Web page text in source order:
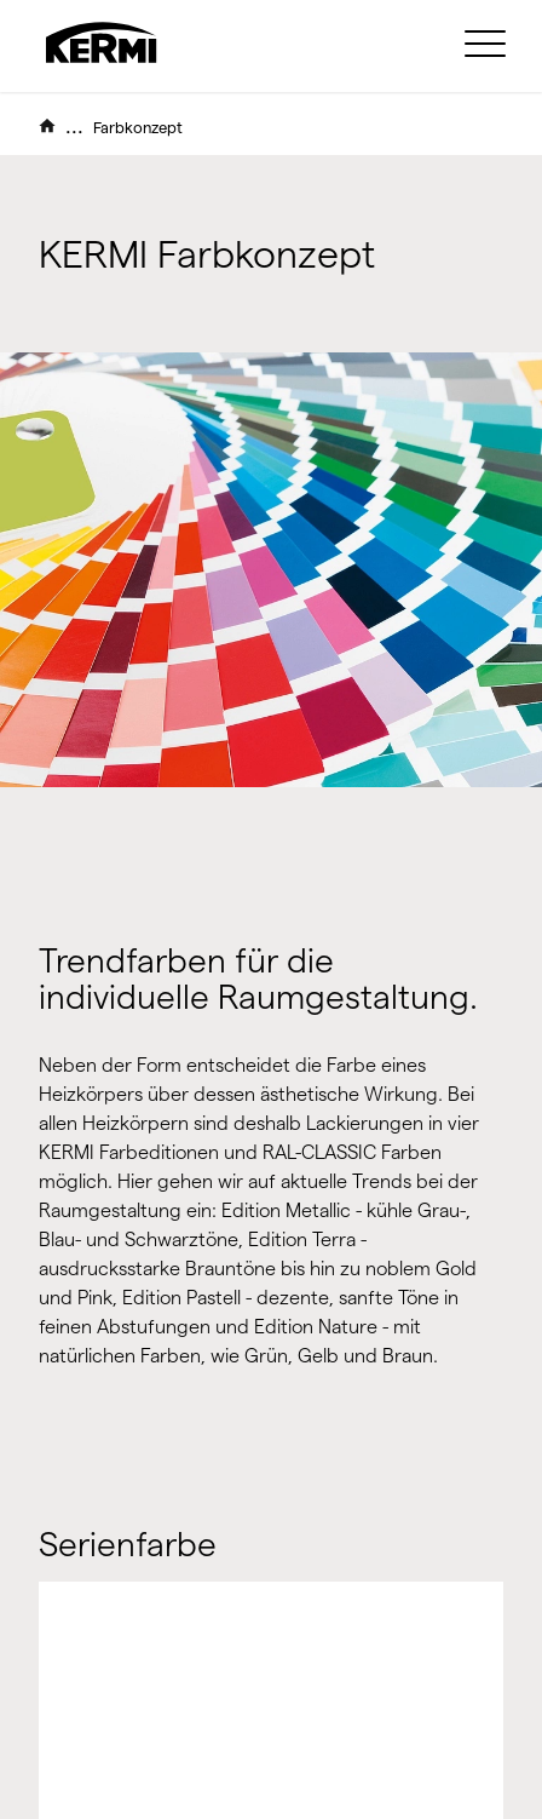
... Farbkonzept
KERMI Farbkonzept
Trendfarben für die
individuelle Raumgestaltung.
Neben der Form entscheidet die Farbe eines
Heizkörpers über dessen ästhetische Wirkung. Bei
allen Heizkörpern sind deshalb Lackierungen in vier
KERMI Farbeditionen und RAL-CLASSIC Farben
möglich. Hier gehen wir auf aktuelle Trends bei der
Raumgestaltung ein: Edition Metallic - kühle Grau-,
Blau- und Schwarztöne, Edition Terra -
ausdrucksstarke Brauntöne bis hin zu noblem Gold
und Pink, Edition Pastell - dezente, sanfte Töne in
feinen Abstufungen und Edition Nature - mit
natürlichen Farben, wie Grün, Gelb und Braun.
Serienfarbe